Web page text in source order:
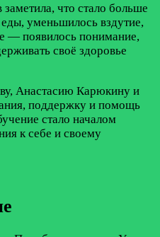
что стало больше
уменьшилось вздутие,
— появилось понимание,
своё здоровье
Анастасию Карюкину и
поддержку и помощь
стало началом
к себе и своему